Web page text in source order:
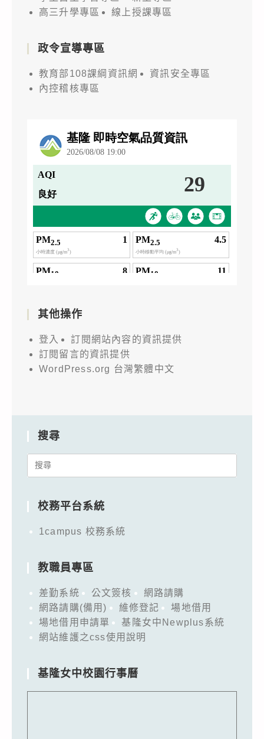
高三升學專區
線上授課專區
政令宣導專區
教育部108課綱資訊網
資訊安全專區
內控稽核專區
其他操作
登入
訂閱網站內容的資訊提供
訂閱留言的資訊提供
WordPress.org 台灣繁體中文
搜尋
Search
校務平台系統
1campus 校務系統
教職員專區
差勤系統 公文簽核
網路請購
網路請購(備用)
維修登記
場地借用
場地借用申請單
基隆女中Newplus系統
網站維護之css使用說明
基隆女中校園行事曆